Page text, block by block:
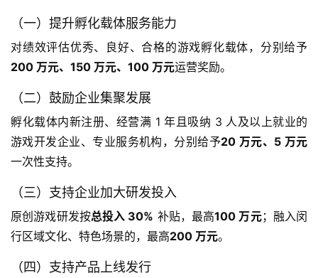
游
戏
业
界
手
机
游
戏
单
机
戏
（一）提升孵化载体服务能力
对绩效评估优秀、良好、合格的游戏孵化载体，分别给予
200 万元、150 万元、100 万元运营奖励。
（二）鼓励企业集聚发展
孵化载体内新注册、经营满 1 年且吸纳 3 人及以上就业的
游戏开发企业、专业服务机构，分别给予20 万元、5 万元
一次性支持。
（三）支持企业加大研发投入
原创游戏研发按总投入 30% 补贴，最高100 万元；融入闵
行区域文化、特色场景的，最高200 万元。
（四）支持产品上线发行